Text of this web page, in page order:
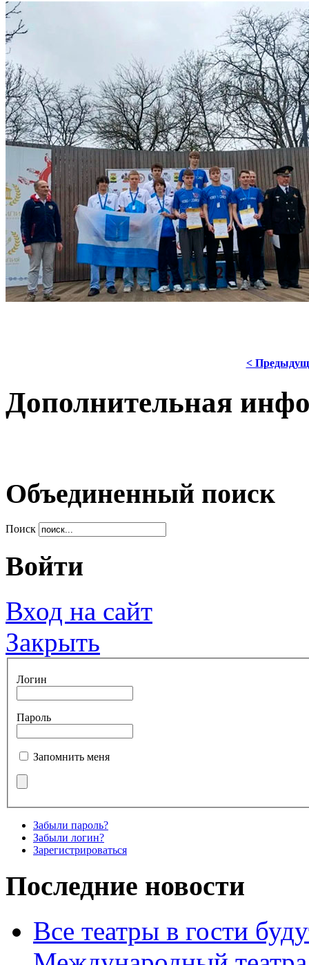
<
Дополнительная
Объединенный поиск
Поиск
Войти
Вход на сайт
Закрыть
Логин
Пароль
Запомнить меня
Забыли пароль?
Забыли логин?
Зарегистрироваться
Последние новости
Все театры в гости